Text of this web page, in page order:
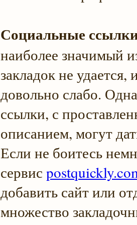
Социальные
наиболее значимый
закладок не
довольно слабо.
ссылки, с
описанием, могут
Если не боитесь
сервис
добавить сайт или
множество